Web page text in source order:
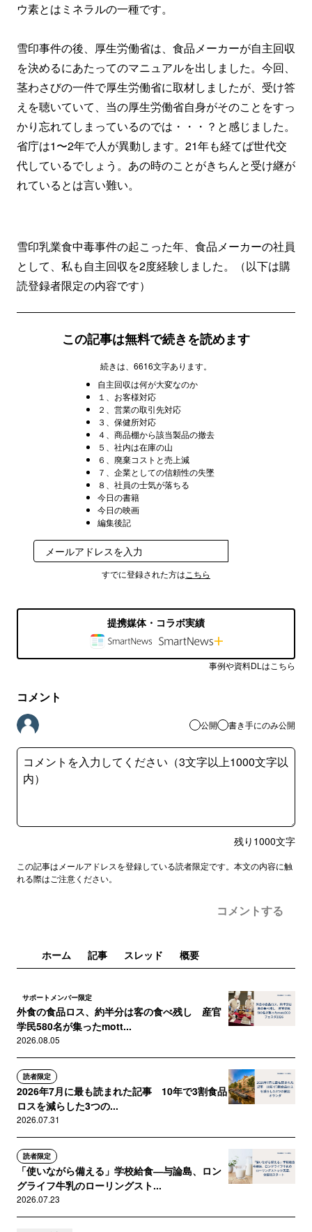
ウ素とはミネラルの一種です。
雪印事件の後、厚生労働省は、食品メーカーが自主回収
を決めるにあたってのマニュアルを出しました。今回、
茎わさびの一件で厚生労働省に取材しましたが、受け答
えを聴いていて、当の厚生労働省自身がそのことをすっ
かり忘れてしまっているのでは・・・？と感じました。
省庁は1〜2年で人が異動します。21年も経てば世代交
代しているでしょう。あの時のことがきちんと受け継が
れているとは言い難い。
雪印乳業食中毒事件の起こった年、食品メーカーの社員
として、私も自主回収を2度経験しました。（以下は購
読登録者限定の内容です）
この記事は無料で続きを読めます
続きは、6616文字あります。
自主回収は何が大変なのか
１、お客様対応
２、営業の取引先対応
３、保健所対応
４、商品棚から該当製品の撤去
５、社内は在庫の山
６、廃棄コストと売上減
７、企業としての信頼性の失墜
８、社員の士気が落ちる
今日の書籍
今日の映画
編集後記
すでに登録された方は こちら
提携媒体・コラボ実績
事例や資料DLはこちら
コメント
公開 書き手にのみ公開
残り 1000文字
この記事はメールアドレスを登録している読者限定です。本文の内容に触
れる際はご注意ください。
コメントする
ホーム 記事 スレッド 概要
サポートメンバー限定
外食の食品ロス、約半分は客の食べ残し 産官
学民580名が集ったmott...
2026.08.05
読者限定
2026年7月に最も読まれた記事 10年で3割食品
ロスを減らした3つの...
2026.07.31
読者限定
「使いながら備える」学校給食―与論島、ロン
グライフ牛乳のローリングスト...
2026.07.23